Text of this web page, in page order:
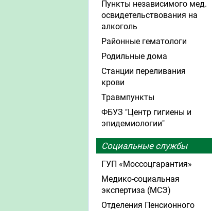
Пункты независимого мед.
освидетельствования на
алкоголь
Районные гематологи
Родильные дома
Станции переливания
крови
Травмпункты
ФБУЗ "Центр гигиены и
эпидемиологии"
Социальные службы
ГУП «Моссоцгарантия»
Медико-социальная
экспертиза (МСЭ)
Отделения Пенсионного